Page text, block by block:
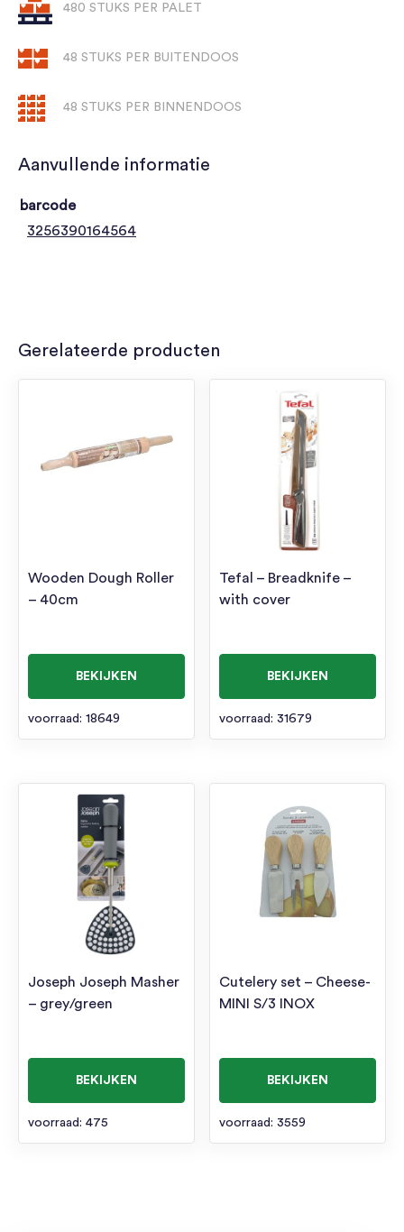
480 STUKS PER PALET
48 STUKS PER BUITENDOOS
48 STUKS PER BINNENDOOS
Aanvullende informatie
barcode
3256390164564
Gerelateerde producten
Wooden Dough Roller
– 40cm
BEKIJKEN
voorraad: 18649
Tefal – Breadknife –
with cover
BEKIJKEN
voorraad: 31679
Joseph Joseph Masher
– grey/green
BEKIJKEN
voorraad: 475
Cutelery set – Cheese-
MINI S/3 INOX
BEKIJKEN
voorraad: 3559